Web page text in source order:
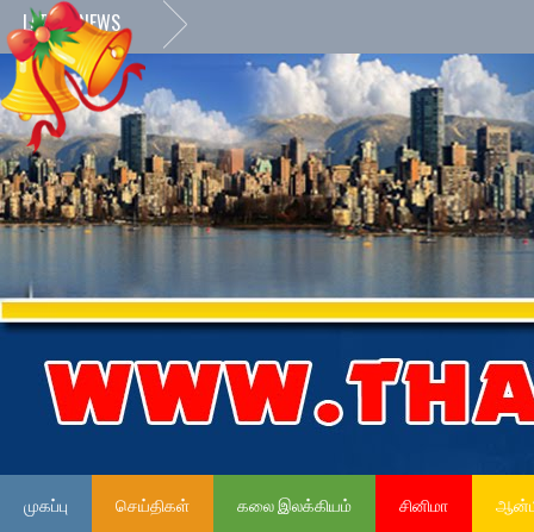
LATEST NEWS
முகப்பு செய்திகள் கலை இலக்கியம் சினிமா